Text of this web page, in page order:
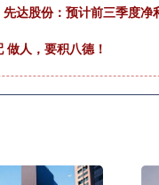
达股份：预计前三季度
做人，要积八德！